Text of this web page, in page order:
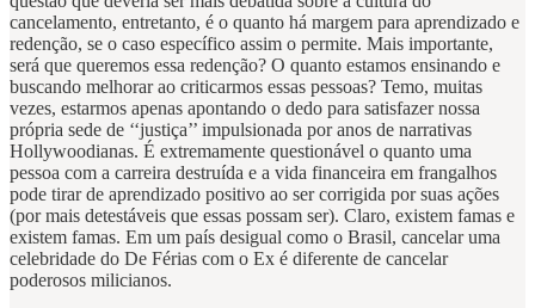
cancelamento, entretanto, é o quanto há margem para aprendizado e
redenção, se o caso específico assim o permite. Mais importante,
será que queremos essa redenção? O quanto estamos ensinando e
buscando melhorar ao criticarmos essas pessoas? Temo, muitas
vezes, estarmos apenas apontando o dedo para satisfazer nossa
própria sede de ‘‘justiça’’ impulsionada por anos de narrativas
Hollywoodianas. É extremamente questionável o quanto uma
pessoa com a carreira destruída e a vida financeira em frangalhos
pode tirar de aprendizado positivo ao ser corrigida por suas ações
(por mais detestáveis que essas possam ser). Claro, existem famas e
existem famas. Em um país desigual como o Brasil, cancelar uma
celebridade do De Férias com o Ex é diferente de cancelar
poderosos milicianos.